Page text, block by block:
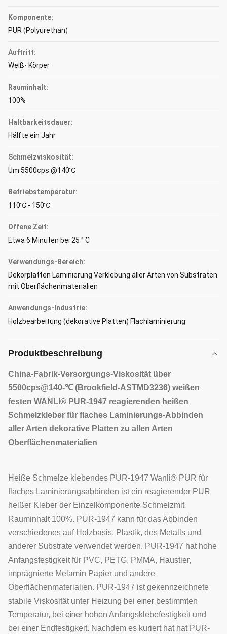
Komponente:
PUR (Polyurethan)
Auftritt:
Weiß- Körper
Rauminhalt:
100%
Haltbarkeitsdauer:
Hälfte ein Jahr
Schmelzviskosität:
Um 5500cps @140℃
Betriebstemperatur:
110℃ - 150℃
Offene Zeit:
Etwa 6 Minuten bei 25 ° C
Verwendungs-Bereich:
Dekorplatten Laminierung Verklebung aller Arten von Substraten
mit Oberflächenmaterialien
Anwendungs-Industrie:
Holzbearbeitung (dekorative Platten) Flachlaminierung
Produktbeschreibung
China-Fabrik-Versorgungs-Viskosität über
5500cps@140-℃ (Brookfield-ASTMD3236) weißen
festen WANLI® PUR-1947 reagierenden heißen
Schmelzkleber für flaches Laminierungs-Abbinden
aller Arten dekorative Platten zu allen Arten
Oberflächenmaterialien
Heiße Schmelze klebendes PUR-1947 Wanli® PUR für
flaches Laminierungsabbinden ist ein reagierender PUR
heißer Kleber der Einzelkomponente Schmelzmit
Rauminhalt 100%. PUR-1947 kann für das Abbinden
verschiedenes auf Holzbasis, Plastik, des Metalls und
anderer Substrate verwendet werden. PUR-1947 hat hohe
Anfangsfestigkeit für PVC, PETG, PMMA, Haustier,
imprägnierte Melamin Papier und andere
Oberflächenmaterialien. PUR-1947 ist gekennzeichnete
stabile Viskosität unter Heizung bei einer bestimmten
Temperatur, bei einer hohen Anfangsklebefestigkeit und
bei einer Endfestigkeit. Nachdem es kuriert hathat PUR-